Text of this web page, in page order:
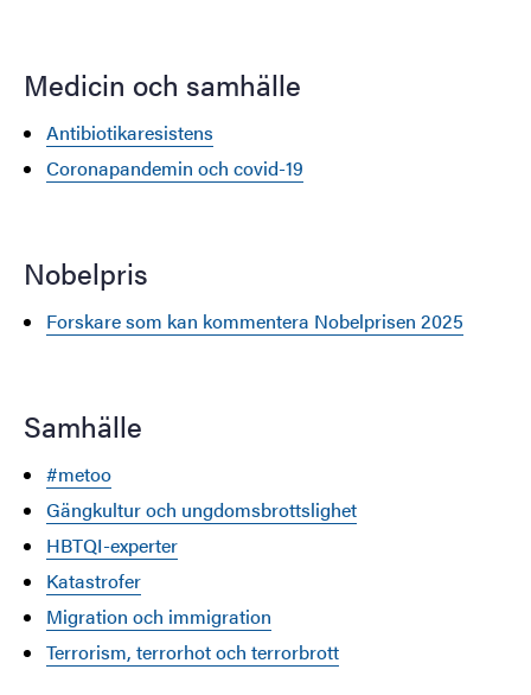
Medicin och samhälle
Antibiotikaresistens
Coronapandemin och covid-19
Nobelpris
Forskare som kan kommentera Nobelprisen 2025
Samhälle
#metoo
Gängkultur och ungdomsbrottslighet
HBTQI-experter
Katastrofer
Migration och immigration
Terrorism, terrorhot och terrorbrott